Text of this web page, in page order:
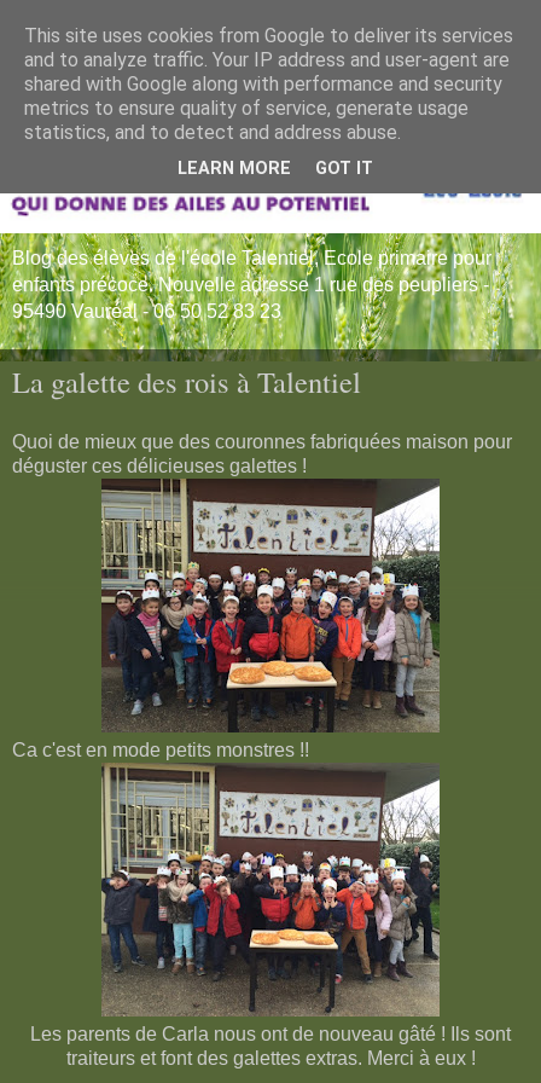
Blog des élèves de l'école Talentiel, Ecole primaire pour
enfants précoce. Nouvelle adresse 1 rue des peupliers -
95490 Vauréal - 06 50 52 83 23
La galette des rois à Talentiel
Quoi de mieux que des couronnes fabriquées maison pour
déguster ces délicieuses galettes !
Ca c'est en mode petits monstres !!
Les parents de Carla nous ont de nouveau gâté ! Ils sont
traiteurs et font des galettes extras. Merci à eux !
This site uses cookies from Google to deliver its services
and to analyze traffic. Your IP address and user-agent are
shared with Google along with performance and security
metrics to ensure quality of service, generate usage
statistics, and to detect and address abuse.
LEARN MORE GOT IT